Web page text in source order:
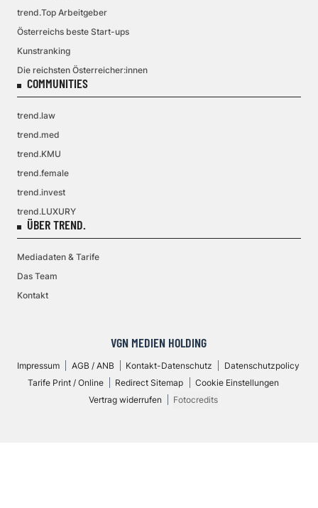
trend.Top Arbeitgeber
Österreichs beste Start-ups
Kunstranking
Die reichsten Österreicher:innen
COMMUNITIES
trend.law
trend.med
trend.KMU
trend.female
trend.invest
trend.LUXURY
ÜBER TREND.
Mediadaten & Tarife
Das Team
Kontakt
VGN MEDIEN HOLDING
Impressum AGB / ANB Kontakt-Datenschutz
Datenschutzpolicy
Tarife Print / Online
Redirect Sitemap
Cookie Einstellungen
Vertrag widerrufen
Fotocredits